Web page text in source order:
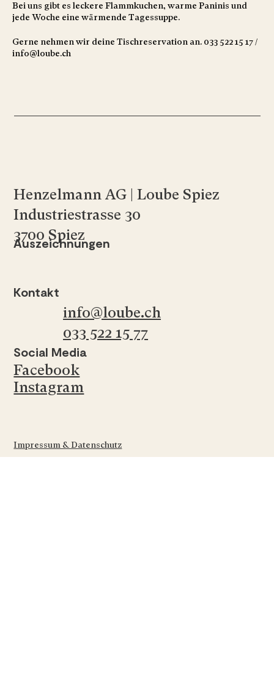
Bei uns gibt es leckere Flammkuchen, warme Paninis und
jede Woche eine wärmende Tagessuppe.
Gerne nehmen wir deine Tischreservation an. 033 522 15 17 /
info@loube.ch
Impressum & Datenschutz
info@loube.ch
033 522 15 77
Kontakt
Facebook
Instagram
Social Media
Auszeichnungen
Henzelmann AG | Loube Spiez
Industriestrasse 30
3700 Spiez